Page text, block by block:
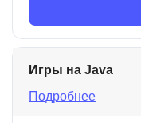
Игры на Java
Подробнее